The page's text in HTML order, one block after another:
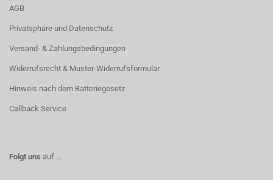
AGB
Privatsphäre und Datenschutz
Versand- & Zahlungsbedingungen
Widerrufsrecht & Muster-Widerrufsformular
Hinweis nach dem Batteriegesetz
Callback Service
Folgt uns auf ...